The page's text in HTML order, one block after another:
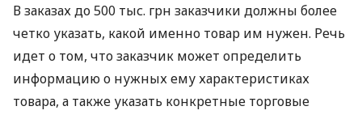
В заказах до 500 тыс. грн заказчики должны более
четко указать, какой именно товар им нужен. Речь
идет о том, что заказчик может определить
информацию о нужных ему характеристиках
товара, а также указать конкретные торговые